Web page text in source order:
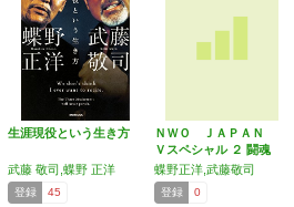
生涯現役という生き方
武藤 敬司,蝶野 正洋
登録 45
ＮＷＯ ＪＡＰＡＮ
Ｖスペシャル ２ 闘魂
Ｖ…
蝶野正洋,武藤敬司
登録 0